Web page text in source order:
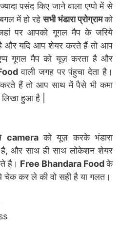
पसंद किए जाने वाला एप्पो में से
में हो रहेसभी भंडारा प्रोग्रामको
पर आपको गूगल मैप के जरिये
और यदि आप शेयर करते हैं तो आप
गूगल मैप को यूज़ करता है और
वाली जगह पर पंहुचा देता है।
हैं तो आप साथ में पैसे भी कमा
हुआ है |
cameraको यूज़ करके भंडारा
और साथ ही साथ लोकेशन शेयर
है। Free Bhandara Foodके
कर ले की वो सही है या गलत।